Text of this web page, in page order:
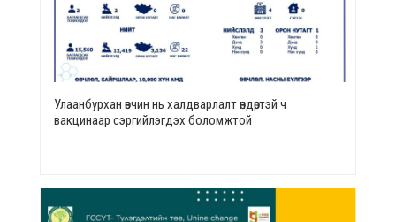
Улаанбурхан өвчин нь халдварлалт өндөртэй ч
вакцинаар сэргийлэгдэх боломжтой